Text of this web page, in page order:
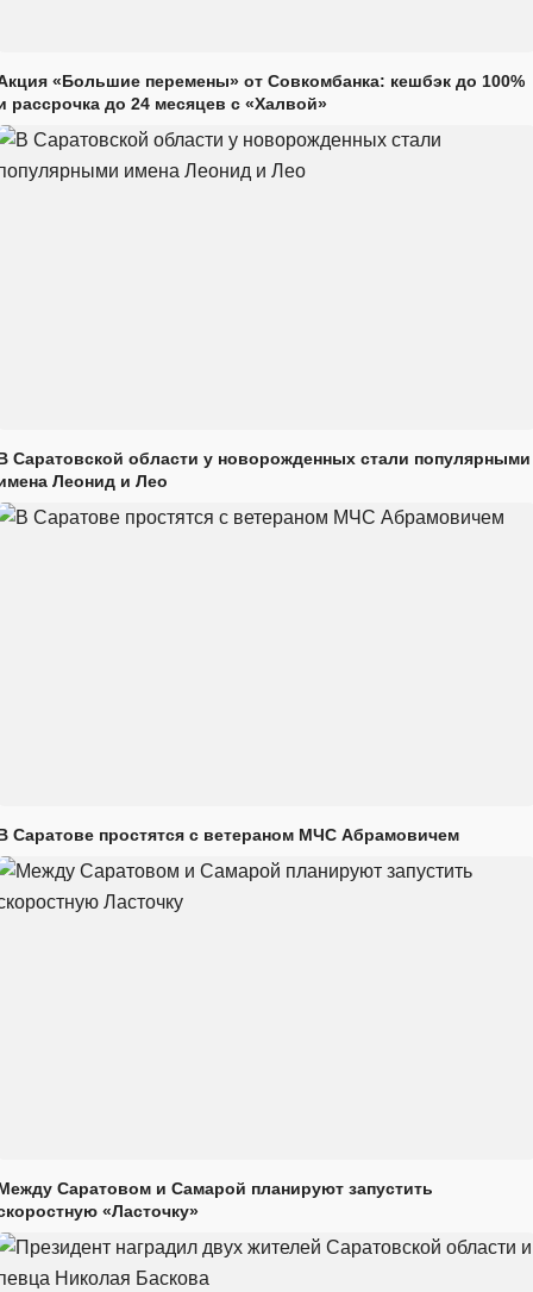
«Большие перемены» от Совкомбанка: кешбэк до 100%
рассрочка до 24 месяцев с «Халвой»
Саратовской области у новорожденных стали популярными
Леонид и Лео
Саратове простятся с ветераном МЧС Абрамовичем
Саратовом и Самарой планируют запустить
«Ласточку»